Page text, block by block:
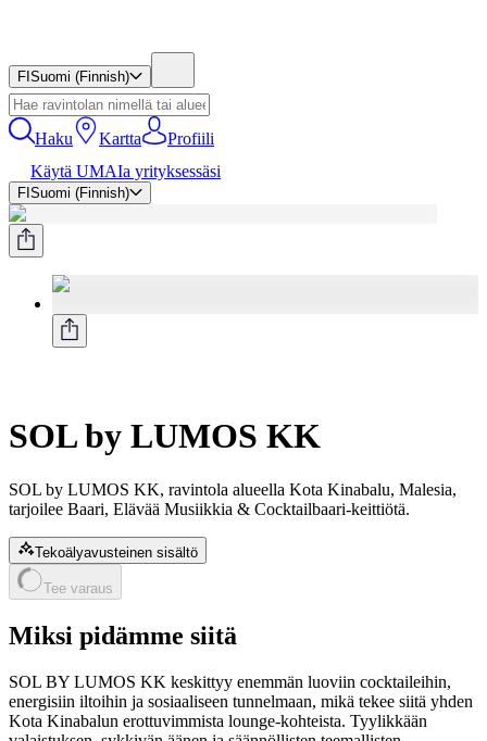
FI Suomi (Finnish)
Haku Kartta
Profiili
Käytä UMAIa yrityksessäsi
FI Suomi (Finnish)
SOL by LUMOS KK
SOL by LUMOS KK, ravintola alueella Kota Kinabalu, Malesia,
tarjoilee Baari, Elävää Musiikkia & Cocktailbaari-keittiötä.
Tekoälyavusteinen sisältö
Tee varaus
Miksi pidämme siitä
SOL BY LUMOS KK keskittyy enemmän luoviin cocktaileihin,
energisiin iltoihin ja sosiaaliseen tunnelmaan, mikä tekee siitä yhden
Kota Kinabalun erottuvimmista lounge-kohteista. Tyylikkään